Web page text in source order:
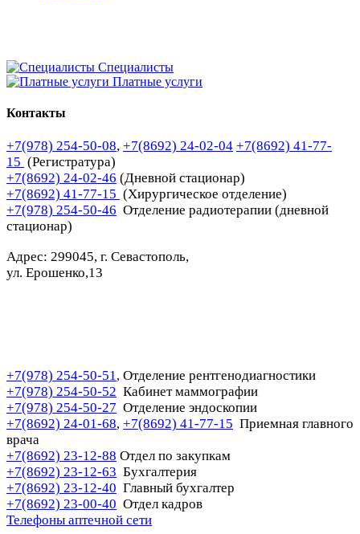
Специалисты
Платные услуги
Контакты
+7(978) 254-50-08, +7(8692) 24-02-04 +7(8692) 41-77-
15 (Регистратура)
+7(8692) 24-02-46 (Дневной стационар)
+7(8692) 41-77-15 (Хирургическое отделение)
+7(978) 254-50-46 Отделение радиотерапии (дневной
стационар)
Адрес: 299045, г. Севастополь,
ул. Ерошенко,13
+7(978) 254-50-51 , Отделение рентгенодиагностики
+7(978) 254-50-52 Кабинет маммографии
+7(978) 254-50-27 Отделение эндоскопии
+7(8692) 24-01-68, +7(8692) 41-77-15 Приемная главного
врача
+7(8692) 23-12-88 Отдел по закупкам
+7(8692) 23-12-63 Бухгалтерия
+7(8692) 23-12-40 Главный бухгалтер
+7(8692) 23-00-40 Отдел кадров
Телефоны аптечной сети